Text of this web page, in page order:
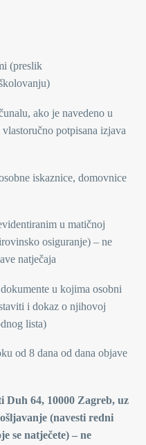
(preslik
ako je navedeno u
potpisana izjava
iskaznice, domovnice
u matičnoj
osiguranje) – ne
natječaja
u kojima osobni
i dokaz o njihovoj
lista)
od 8 dana od dana objave
Duh 64, 10000 Zagreb, uz
(navesti redni
se natječete) – ne